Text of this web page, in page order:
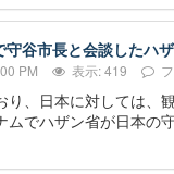
谷市長と会談したハ
PM 表示: 419
、日本に対しては、
でハザン省が日本の